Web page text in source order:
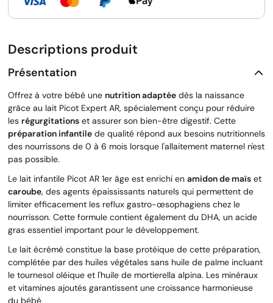
Descriptions produit
Présentation
Offrez à votre bébé une nutrition adaptée dès la naissance
grâce au lait Picot Expert AR, spécialement conçu pour réduire
les régurgitations et assurer son bien-être digestif. Cette
préparation infantile de qualité répond aux besoins nutritionnels
des nourrissons de 0 à 6 mois lorsque l'allaitement maternel n'est
pas possible.
Le lait infantile Picot AR 1er âge est enrichi en amidon de maïs et
caroube, des agents épaississants naturels qui permettent de
limiter efficacement les reflux gastro-œsophagiens chez le
nourrisson. Cette formule contient également du DHA, un acide
gras essentiel important pour le développement.
Le lait écrémé constitue la base protéique de cette préparation,
complétée par des huiles végétales sans huile de palme incluant
le tournesol oléique et l'huile de mortierella alpina. Les minéraux
et vitamines ajoutés garantissent une croissance harmonieuse